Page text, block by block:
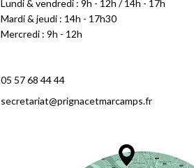
Lundi & vendredi : 9h - 12h / 14h - 17h
Mardi & jeudi : 14h - 17h30
Mercredi : 9h - 12h
05 57 68 44 44
secretariat@prignacetmarcamps.fr